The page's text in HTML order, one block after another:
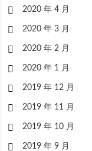
2020 年 4 月
2020 年 3 月
2020 年 2 月
2020 年 1 月
2019 年 12 月
2019 年 11 月
2019 年 10 月
2019 年 9 月